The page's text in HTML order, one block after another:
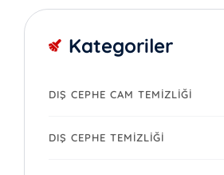
Kategoriler
DIŞ CEPHE CAM TEMIZLIĞI
DIŞ CEPHE TEMIZLIĞI